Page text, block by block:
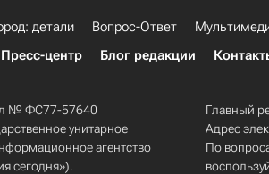
детали Вопрос-Ответ
Пресс-центр Блог редакции
№ ФС77-57640
унитарное
агентство
сегодня»).
Главный
Адрес
По